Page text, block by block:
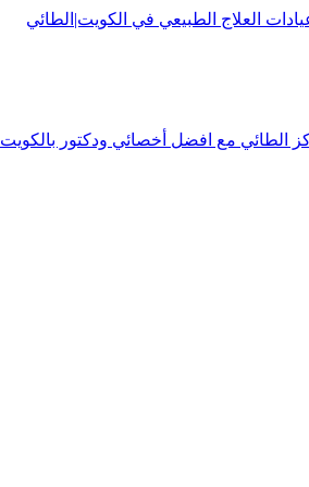
العلاج الطبيعي في الكويت|الطائي
الطائي مع افضل أخصائي ودكتور بالكويت